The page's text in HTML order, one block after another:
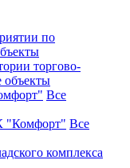
по
торгово-
Все
"Комфорт" Все
комплекса